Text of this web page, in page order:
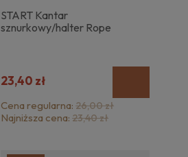
START Kantar
sznurkowy/halter Rope
23,40 zł
Cena regularna:26,00 zł
Najniższa cena:23,40 zł